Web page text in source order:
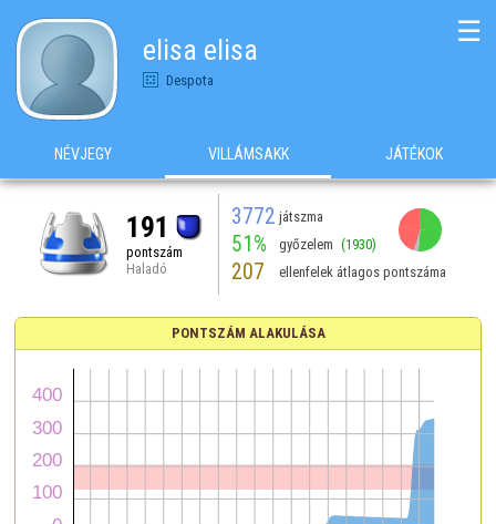
elisa elisa
Despota
☰
NÉVJEGY VILLÁMSAKK JÁTÉKOK
191
pontszám
Haladó
3772 játszma
51% győzelem (1930)
207 ellenfelek átlagos pontszáma
PONTSZÁM ALAKULÁSA